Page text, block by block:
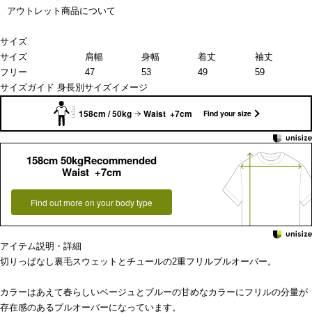
アウトレット商品について
サイズ
サイズ
肩幅 身幅 着丈
袖丈
フリー
47 53 49
59
サイズガイド 身長別サイズイメージ
158cm / 50kg Waist +7cm Find your size
158cm 50kgRecommended
Waist +7cm
Find out more on your body type
アイテム説明・詳細
切りっぱなし裏毛スウェットとチュールの2重フリルプルオーバー。
カラーはあえて春らしいベージュとブルーの甘めなカラーにフリルの分量が
存在感のあるプルオーバーになっています。